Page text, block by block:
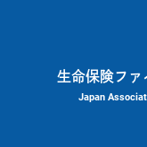
生命保険ファ
Japan